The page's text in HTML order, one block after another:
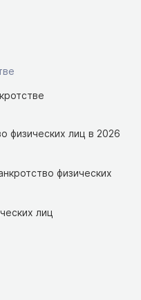
физических лиц в 2026
физических
лиц